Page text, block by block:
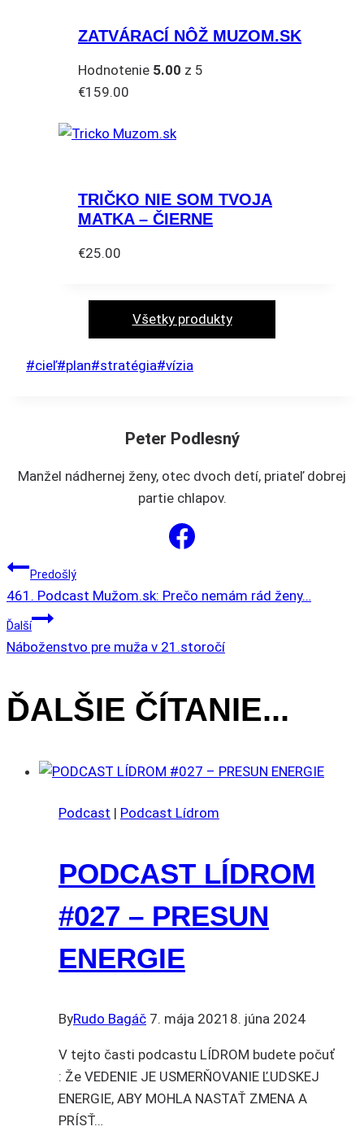
produktu.
variantov.
vybrať
produktu.
ZATVÁRACÍ NÔŽ MUZOM.SK
Hodnotenie 5.00 z 5
€159.00
TRIČKO NIE SOM TVOJA
MATKA – ČIERNE
€25.00
produkt
viacero
variantov.
na
Všetky produkty
Post
#cieľ#plan#stratégia#vízia
Peter Podlesný
Manžel nádhernej ženy, otec dvoch detí, priateľ dobrej
partie chlapov.
NAVIGÁCIA
V
Predošlý
461. Podcast Mužom.sk: Prečo nemám rád ženy…
Ďalší
Náboženstvo pre muža v 21.storočí
ĎALŠIE ČÍTANIE...
Podcast | Podcast Lídrom
PODCAST LÍDROM
#027 – PRESUN
ENERGIE
ByRudo Bagáč 7. mája 2021 8. júna 2024
V tejto časti podcastu LÍDROM budete počuť
: Že VEDENIE JE USMERŇOVANIE ĽUDSKEJ
ENERGIE, ABY MOHLA NASTAŤ ZMENA A
PRÍSŤ…